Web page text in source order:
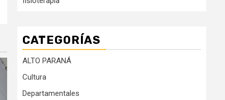
CATEGORÍAS
ALTO PARANÁ
Cultura
Departamentales